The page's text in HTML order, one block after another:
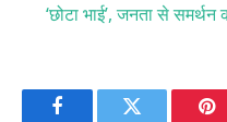
‘छोटा भाई’, जनता से